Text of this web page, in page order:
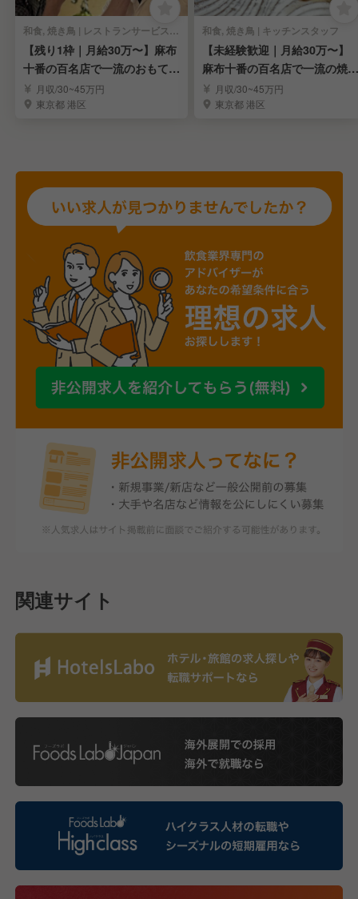
和食, 焼き鳥 | レストランサービス・ホールスタッフ
【残り1枠｜月給30万〜】麻布
十番の百名店で一流のおもてな
しを学ぶ
月収/30~45万円
東京都 港区
和食, 焼き鳥 | キッチンスタッフ
【未経験歓迎｜月給30万〜】
麻布十番の百名店で一流の焼き
技術を学ぶ
月収/30~45万円
東京都 港区
関連サイト